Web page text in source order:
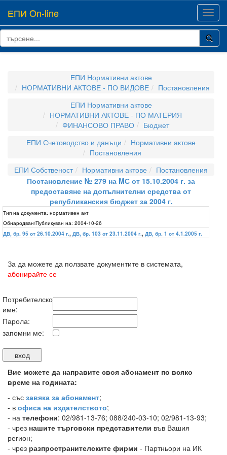
ЕПИ On-line
ЕПИ Нормативни актове
НОРМАТИВНИ АКТОВЕ - ПО ВИДОВЕ
Постановления
ЕПИ Нормативни актове
НОРМАТИВНИ АКТОВЕ - ПО МАТЕРИЯ
ФИНАНСОВО ПРАВО
Бюджет
ЕПИ Счетоводство и данъци
Нормативни актове
Постановления
ЕПИ Собственост
Нормативни актове
Постановления
Постановление № 279 на MС от 15.10.2004 г. за
предоставяне на допълнителни средства от
републиканския бюджет за 2004 г.
Тип на документа: нормативен акт
Обнародван/Публикуван на: 2004-10-26
ДВ, бр. 95 от 26.10.2004 г., ДВ, бр. 103 от 23.11.2004 г., ДВ, бр. 1 от 4.1.2005 г.
За да можете да ползвате документите в системата,
абонирайте се
Потребителско
име:
Парола:
запомни ме:
Вие можете да направите своя абонамент по всяко
време на годината:
- със завяка за абонамент;
- в офиса на издателството;
- на телефони: 02/981-13-76; 088/240-03-10; 02/981-13-93;
- чрез нашите търговски представители във Вашия
регион;
- чрез разпространителските фирми - Партньори на ИК